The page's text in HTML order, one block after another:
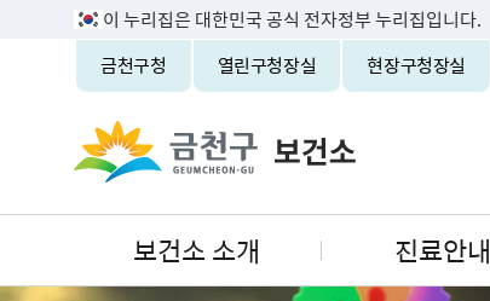
이 누리집은 대한민국 공식 전자정부 누리집입니다.
금천구청
열린구청장실 현장구청장실
보건소 소개 진료안내